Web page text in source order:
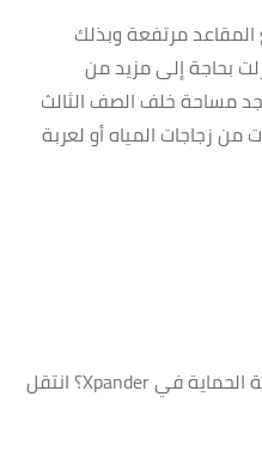
مرتفعة وبذلك
بحاجة إلى مزيد من
مساحة خلف الصف الثالث
من زجاجات المياه أو لعربة
هل تريد معرفة المزيد حول تقنية الحماية في Xpander؟ انتقل